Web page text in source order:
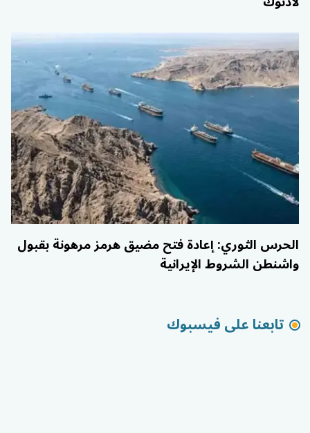
الحرس الثوري: إعادة فتح مضيق هرمز مرهونة بقبول
واشنطن الشروط الإيرانية
تابعنا على فيسبوك